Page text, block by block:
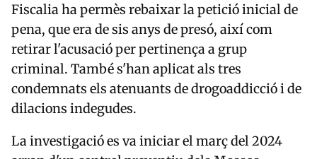
Fiscalia ha permès rebaixar la petició inicial de
pena, que era de sis anys de presó, així com
retirar l'acusació per pertinença a grup
criminal. També s'han aplicat als tres
condemnats els atenuants de drogoaddicció i de
dilacions indegudes.
La investigació es va iniciar el març del 2024